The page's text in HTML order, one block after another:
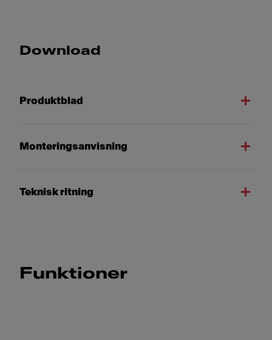
Download
Produktblad
Monteringsanvisning
Teknisk ritning
Funktioner